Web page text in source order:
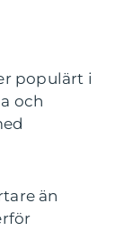
populärt i
och
än